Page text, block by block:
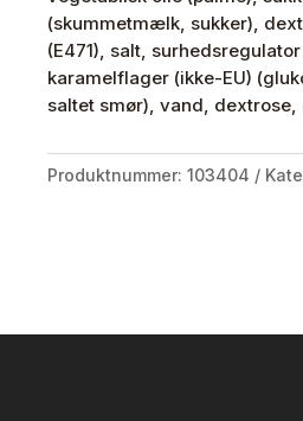
(skummetmælk, sukker),
(E471), salt,
karamelflager (ikke-EU)
saltet smør), vand, dextrose,
Produktnummer: 103404